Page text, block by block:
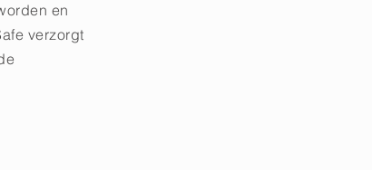
en
verzorgt